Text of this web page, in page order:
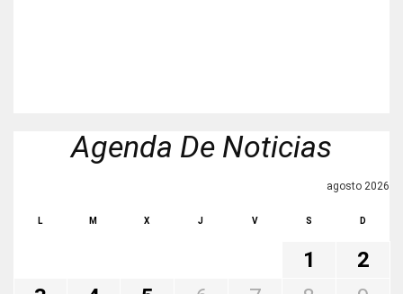
Agenda De Noticias
agosto 2026
L M X J V S D
1
2